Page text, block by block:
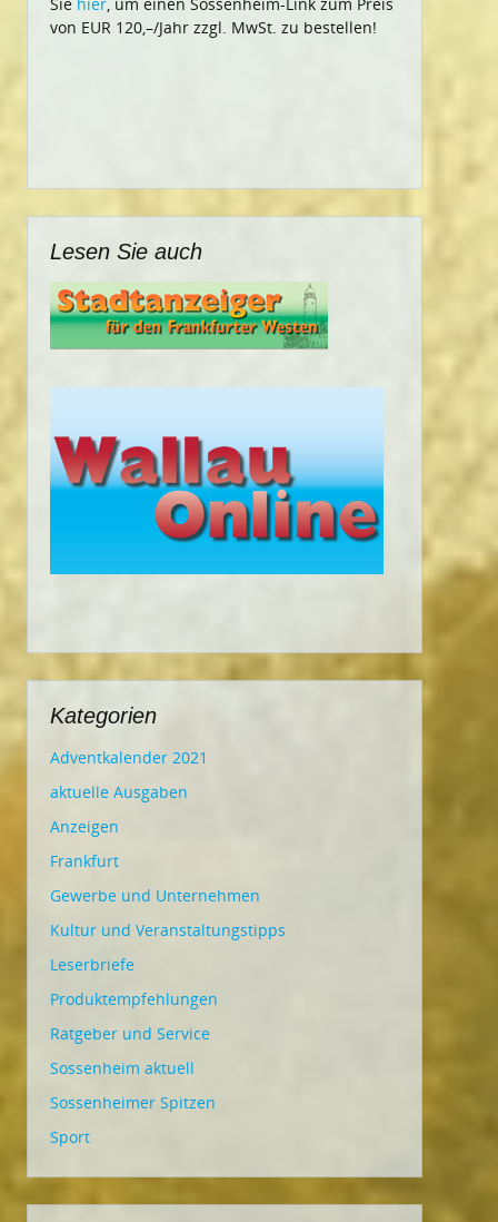
von EUR 120,–/Jahr zzgl. MwSt. zu bestellen!
Lesen Sie auch
Kategorien
Adventkalender 2021
aktuelle Ausgaben
Anzeigen
Frankfurt
Gewerbe und Unternehmen
Kultur und Veranstaltungstipps
Leserbriefe
Produktempfehlungen
Ratgeber und Service
Sossenheim aktuell
Sossenheimer Spitzen
Sport